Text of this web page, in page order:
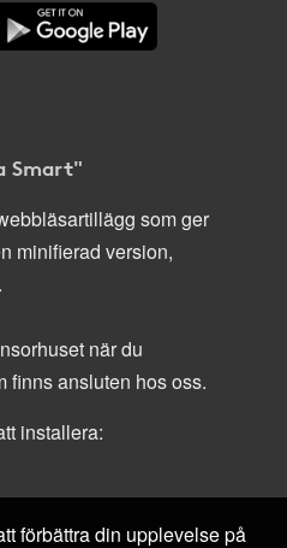
Smart"
som ger
minifierad version,
när du
finns ansluten hos oss.
installera:
förbättra din upplevelse på